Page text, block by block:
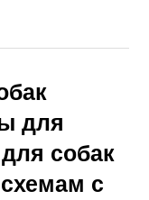
для
собак
с